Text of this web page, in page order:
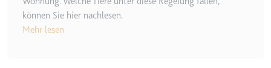
eingebetteten Inhalten zu
können Sie hier nachlesen.
Mehr lesen